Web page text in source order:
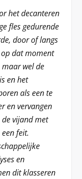
het decanteren
fles gedurende
door of langs
dat moment
wel de
en het
als een te
en vervangen
vijand met
feit.
en
dit klasseren